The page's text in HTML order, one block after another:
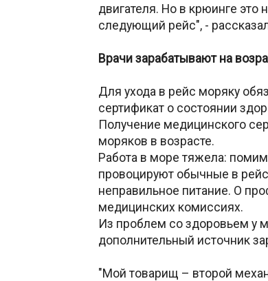
двигателя. Но в крюинге это
следующий рейс", -
Врачи зарабатывают на
Для ухода в рейс моряку
сертификат о состоянии
Получение медицинского
моряков в возрасте.
Работа в море тяжела:
провоцируют обычные в
неправильное питание. О
медицинских комиссиях.
Из проблем со здоровьем у
дополнительный источник
"Мой товарищ – второй